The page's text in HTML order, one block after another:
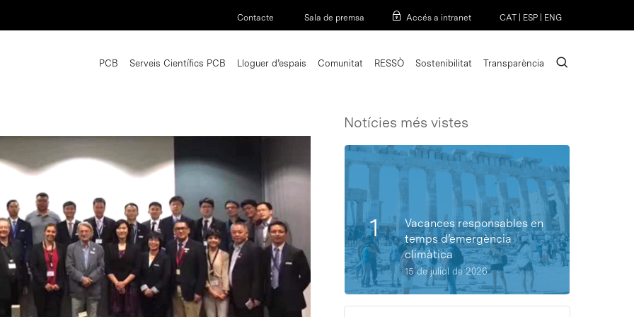
Contacte Sala de premsa Accés a intranet CAT ESP ENG
PCB Serveis Científics PCB Lloguer d’espais Comunitat RESSÒ Sostenibilitat Transparència search
Notícies més vistes
Vacances responsables en
temps d’emergència
climàtica
15 de juliol de 2026